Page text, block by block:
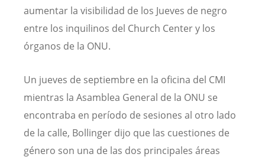
aumentar la visibilidad de los Jueves de negro
entre los inquilinos del Church Center y los
órganos de la ONU.
Un jueves de septiembre en la oficina del CMI
mientras la Asamblea General de la ONU se
encontraba en período de sesiones al otro lado
de la calle, Bollinger dijo que las cuestiones de
género son una de las dos principales áreas